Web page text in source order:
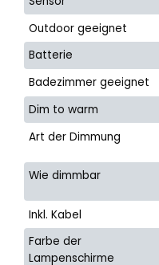
Outdoor geeignet
Batterie
Badezimmer geeignet
Dim to warm
Art der Dimmung
Wie dimmbar
Inkl. Kabel
Farbe der
Lampenschirme